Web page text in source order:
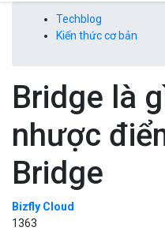
Techblog
Kiến thức cơ bản
Bridge là
nhược
Bridge
Bizfly Cloud
1363